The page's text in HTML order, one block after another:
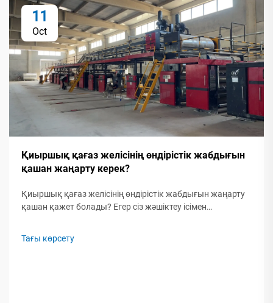
11
Oct
Қиыршық қағаз желісінің өндірістік жабдығын
қашан жаңарту керек?
Қиыршық қағаз желісінің өндірістік жабдығын жаңарту
қашан қажет болады? Егер сіз жәшіктеу ісімен
маңызды екенін түсінесіз. Олар операциялардың негізі –
Тағы көрсету